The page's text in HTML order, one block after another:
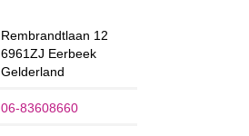
Rembrandtlaan 12
6961ZJ Eerbeek
Gelderland
06-83608660